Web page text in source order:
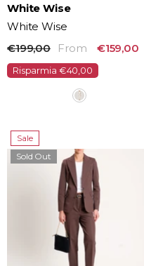
Vendor:
White Wise
White Wise
€199,00
From €159,00
Risparmia €40,00
Sale
Sold Out